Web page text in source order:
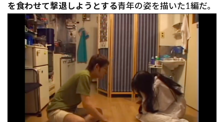
を食わせて撃退しようとする青年の姿を描いた1編だ。